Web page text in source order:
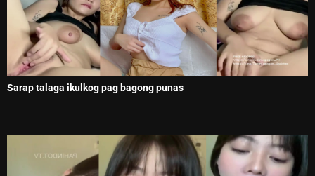
Sarap talaga ikulkog pag bagong punas